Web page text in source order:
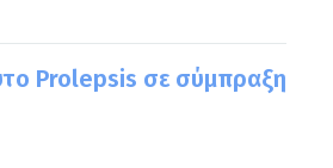
Prolepsis σε σύμπραξη